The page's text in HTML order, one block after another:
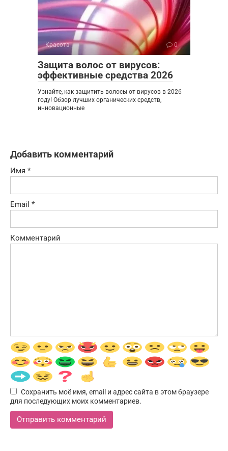
Красота 0
Защита волос от вирусов:
эффективные средства 2026
Узнайте, как защитить волосы от вирусов в 2026
году! Обзор лучших органических средств,
инновационные
Добавить комментарий
Имя *
Email *
Комментарий
Сохранить моё имя, email и адрес сайта в этом браузере
для последующих моих комментариев.